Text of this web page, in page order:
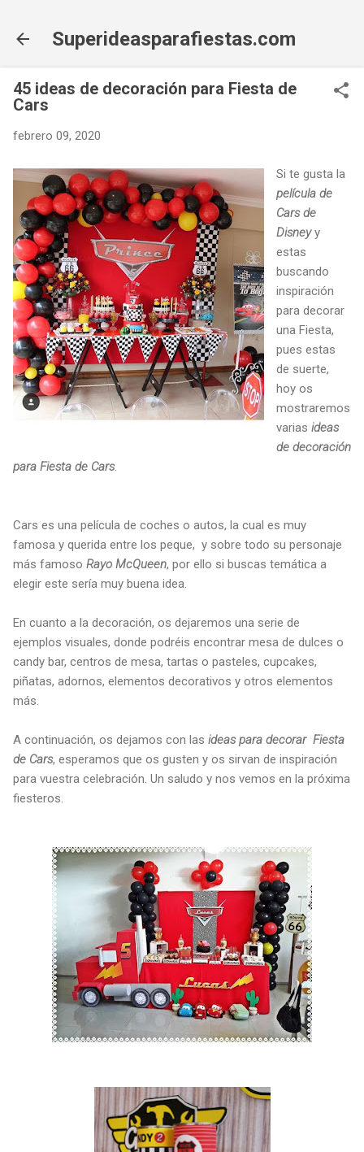
Superideasparafiestas.com
45 ideas de decoración para Fiesta de
Cars
febrero 09, 2020
Si te gusta la
película de
Cars de
Disneyy
estas
buscando
inspiración
para decorar
una Fiesta,
pues estas
de suerte,
hoy os
mostraremos
varias ideas
de decoración
para Fiesta de Cars.
Cars es una película de coches o autos, la cual es muy
famosa y querida entre los peque, y sobre todo su personaje
más famoso Rayo McQueen, por ello si buscas temática a
elegir este sería muy buena idea.
En cuanto a la decoración, os dejaremos una serie de
ejemplos visuales, donde podréis encontrar mesa de dulces o
candy bar, centros de mesa, tartas o pasteles, cupcakes,
piñatas, adornos, elementos decorativos y otros elementos
más.
A continuación, os dejamos con las ideas para decorar Fiesta
de Cars, esperamos que os gusten y os sirvan de inspiración
para vuestra celebración. Un saludo y nos vemos en la próxima
fiesteros.